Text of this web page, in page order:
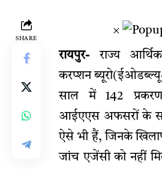
SHARE
×
रायपुर- राज्य
करप्शन
साल में 142
आईएएस अफसरों के
ऐसे भी हैं, जिनके
जांच एजेंसी को नहीं